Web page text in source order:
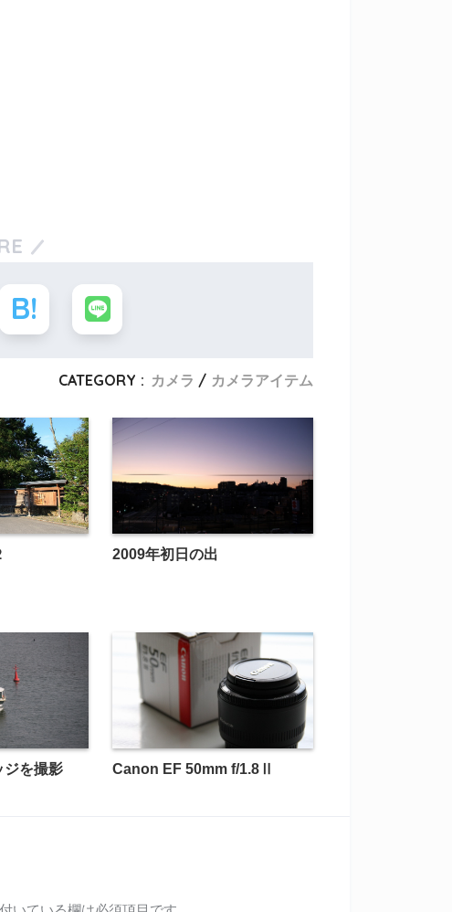
CATEGORY : カメラ カメラアイテム
2009年初日の出
ジを撮影
Canon EF 50mm f/1.8Ⅱ